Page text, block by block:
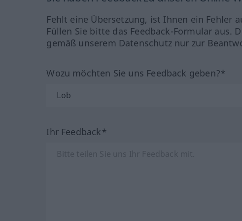
Fehlt eine Übersetzung, ist Ihnen ein Fehler
Füllen Sie bitte das Feedback-Formular aus.
gemäß unserem Datenschutz nur zur
Wozu möchten Sie uns Feedback geben?*
Ihr Feedback*